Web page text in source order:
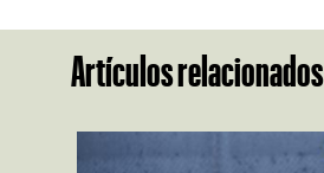
Artículos relacionados